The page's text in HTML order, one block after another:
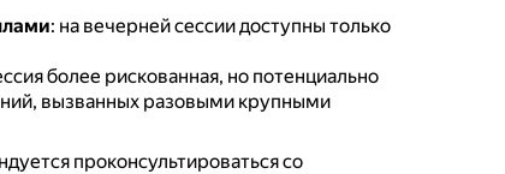
: на вечерней сессии доступны только
более рискованная, но потенциально
вызванных разовыми крупными
проконсультироваться со